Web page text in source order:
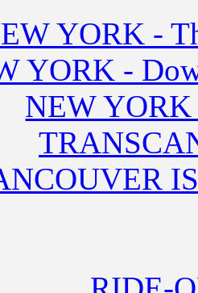
YORK -
YORK -
NEW